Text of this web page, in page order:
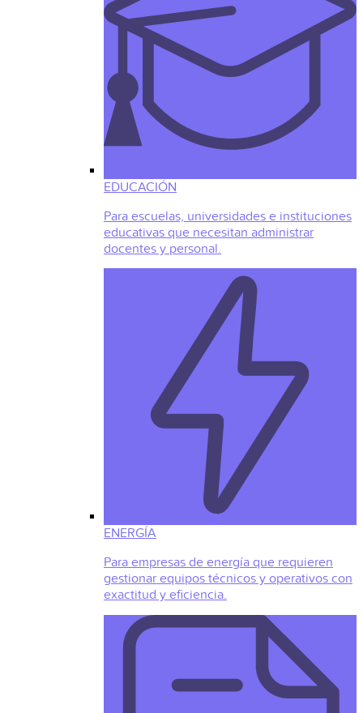
EDUCACIÓN
Para escuelas, universidades e instituciones
educativas que necesitan administrar
docentes y personal.
ENERGÍA
Para empresas de energía que requieren
gestionar equipos técnicos y operativos con
exactitud y eficiencia.